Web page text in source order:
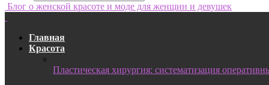
Блог о женской красоте и моде для женщин и девушек
Главная
Красота
Пластическая хирургия: систематизация